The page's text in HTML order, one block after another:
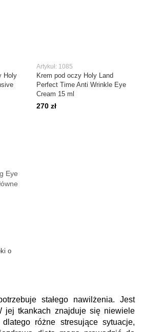
Holy
Artykuł: 1085
Krem pod oczy Holy Land
Perfect Time Anti Wrinkle Eye
Cream 15 ml
270 zł
o
stałego nawilżenia. Jest
jej tkankach znajduje się niewiele
dlatego różne stresujące sytuacje,